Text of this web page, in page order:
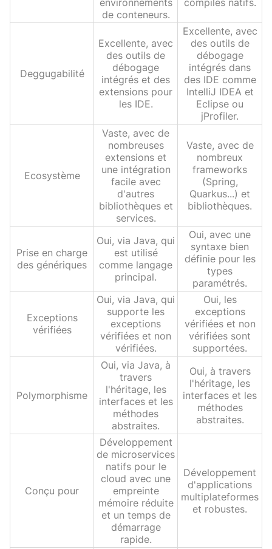
de conteneurs.
Deggugabilité
Excellente, avec
des outils de
débogage
intégrés et des
extensions pour
les IDE.
Excellente, avec
des outils de
débogage
intégrés dans
des IDE comme
IntelliJ IDEA et
Eclipse ou
jProfiler.
Ecosystème
Vaste, avec de
nombreuses
extensions et
une intégration
facile avec
d'autres
bibliothèques et
services.
Vaste, avec de
nombreux
frameworks
(Spring,
Quarkus...) et
bibliothèques.
Prise en charge
des génériques
Oui, via Java, qui
est utilisé
comme langage
principal.
Oui, avec une
syntaxe bien
définie pour les
types
paramétrés.
Exceptions
vérifiées
Oui, via Java, qui
supporte les
exceptions
vérifiées et non
vérifiées.
Oui, les
exceptions
vérifiées et non
vérifiées sont
supportées.
Polymorphisme
Oui, via Java, à
travers
l'héritage, les
interfaces et les
méthodes
abstraites.
Oui, à travers
l'héritage, les
interfaces et les
méthodes
abstraites.
Conçu pour
Développement
de microservices
natifs pour le
cloud avec une
empreinte
mémoire réduite
et un temps de
démarrage
rapide.
Développement
d'applications
multiplateformes
et robustes.